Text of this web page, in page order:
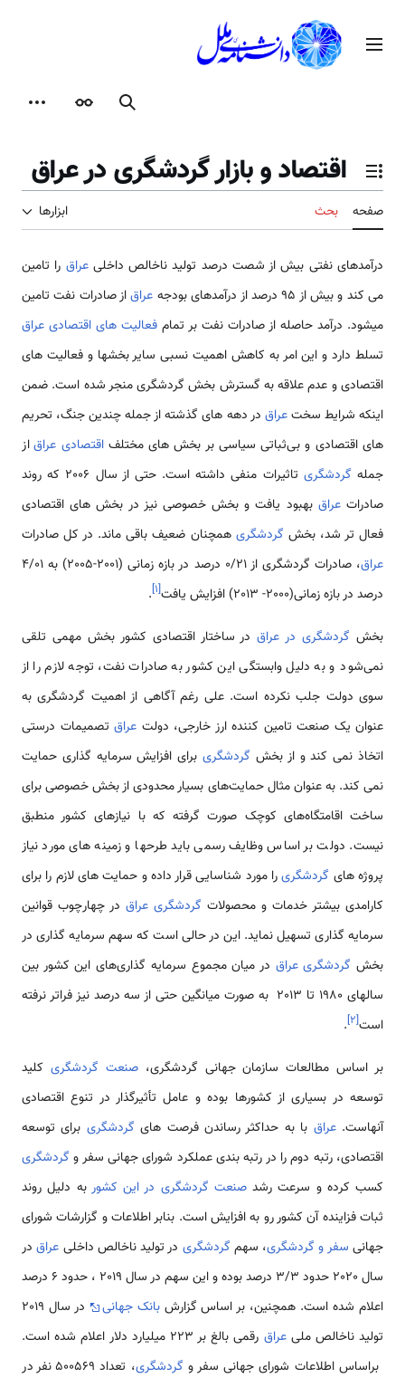
محتوامنوی اصلی
جستجوظاهر
تغییر وضعیت فهرست محتویات
اقتصاد و بازار گردشگری در عراق
صفحه بحث ابزارها
درآمدهای نفتی بیش از شصت درصد تولید ناخالص داخلیعراق را تامین
می ­کند و بیش از 95 درصد از درآمدهای بودجه
عراقاز صادرات نفت تامین
می­شود. درآمد حاصله از صادرات نفت بر تمام فعالیت های اقتصادی عراق
تسلط دارد و این امر به کاهش اهمیت نسبی سایر بخشها و فعالیت های
اقتصادی و عدم علاقه به گسترش بخش گردشگری منجر شده است. ضمن
اینکه شرایط سختعراق در دهه­ های گذشته از جمله چندین جنگ، تحریم
های اقتصادی و بی‌ثباتی سیاسی بر بخش های مختلفاقتصادی عراقاز
جمله گردشگری
تاثیرات منفی داشته است. حتی از سال 2006 که روند
صادراتعراق بهبود یافت و بخش خصوصی نیز در بخش های اقتصادی
فعال تر شد، بخش گردشگری همچنان ضعیف باقی ماند. در کل صادرات
عراق
، صادرات گردشگری از 0/21 درصد در بازه زمانی (2001-2005) به 4/01
درصد در بازه زمانی(2000- 2013) افزایش یافت
[۱]
.
بخش گردشگری در عراقدر ساختار اقتصادی کشور بخش مهمی تلقی
نمی‌شود و به دلیل وابستگی این کشور به صادرات نفت، توجه لازم را از
سوی دولت جلب نکرده است. علی رغم آگاهی از اهمیت گردشگری به
عنوان یک صنعت تامین کننده ارز خارجی، دولت عراق تصمیمات درستی
اتخاذ نمی ­کند و از بخش گردشگریبرای افزایش سرمایه­ گذاری حمایت
نمی ­کند. به عنوان مثال حمایت‌های بسیار محدودی از بخش خصوصی برای
ساخت اقامتگاه‌های کوچک صورت گرفته که با نیازهای کشور منطبق
نیست. دولت بر اساس وظایف رسمی باید طرحها و زمینه ­های مورد نیاز
پروژه ­های گردشگریرا مورد شناسایی قرار داده و حمایت های لازم را برای
کارامدی بیشتر خدمات و محصولات گردشگری عراق در چهارچوب قوانین
سرمایه گذاری تسهیل نماید. این در حالی است که سهم سرمایه گذاری در
بخش گردشگری عراق در میان مجموع سرمایه گذاری‌های این کشور بین
سالهای 1980 تا 2013 به صورت میانگین حتی از سه درصد نیز فراتر نرفته
است[۲]
.
بر اساس مطالعات سازمان جهانی گردشگری،صنعت گردشگری کلید
توسعه در بسیاری از کشورها بوده و عامل تأثیرگذار در تنوع اقتصادی
آنهاست.عراق با به حداکثر رساندن فرصت های گردشگری برای توسعه
اقتصادی، رتبه دوم را در رتبه بندی عملکرد شورای جهانی سفر و گردشگری
کسب کرده و سرعت رشدصنعت گردشگری در این کشور به دلیل روند
ثبات فزاینده آن کشور رو به افزایش است. بنابر اطلاعات و گزارشات شورای
جهانی سفر و گردشگری، سهم گردشگری در تولید ناخالص داخلی عراقدر
سال 2020 حدود 3/3 درصد بوده و این سهم در سال 2019 ، حدود 6 درصد
اعلام شده است. همچنین، بر اساس گزارشبانک جهانی
در سال 2019
تولید ناخالص ملیعراق
رقمی بالغ بر 223 میلیارد دلار اعلام شده است.
براساس اطلاعات شورای جهانی سفر و گردشگری
، تعداد 500569 نفر در